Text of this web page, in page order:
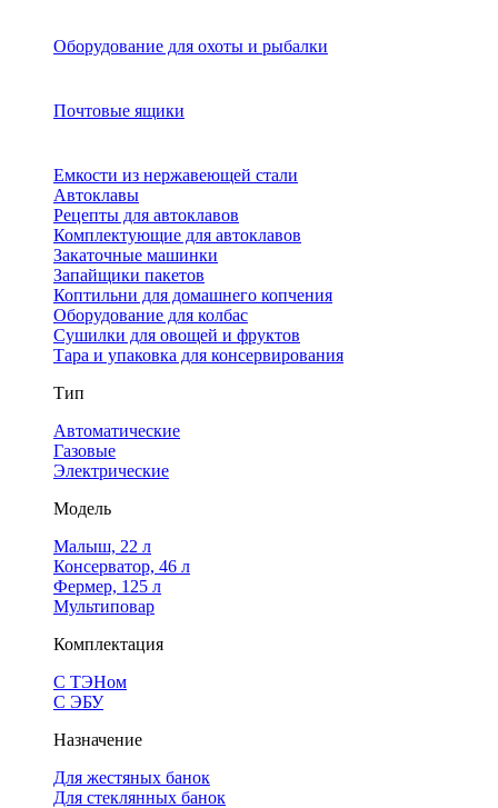
Оборудование для охоты и рыбалки
Почтовые ящики
Емкости из нержавеющей стали
Автоклавы
Рецепты для автоклавов
Комплектующие для автоклавов
Закаточные машинки
Запайщики пакетов
Коптильни для домашнего копчения
Оборудование для колбас
Сушилки для овощей и фруктов
Тара и упаковка для консервирования
Тип
Автоматические
Газовые
Электрические
Модель
Малыш, 22 л
Консерватор, 46 л
Фермер, 125 л
Мультиповар
Комплектация
С ТЭНом
С ЭБУ
Назначение
Для жестяных банок
Для стеклянных банок